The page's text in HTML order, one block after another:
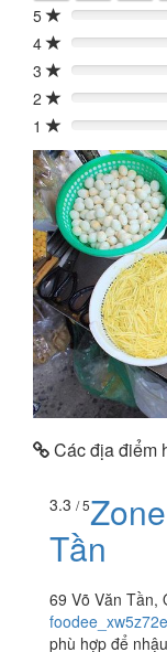
5 0%
4
0%
3
0%
2
0%
1
0%
Các địa điểm
3.3 / 5
Tần
69 Võ Văn Tần,
phù hợp để